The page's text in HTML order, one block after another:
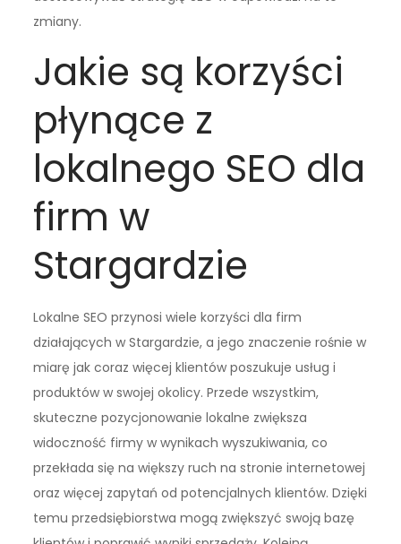
zmiany.
Jakie są korzyści
płynące z
lokalnego SEO dla
firm w
Stargardzie
Lokalne SEO przynosi wiele korzyści dla firm
działających w Stargardzie, a jego znaczenie rośnie w
miarę jak coraz więcej klientów poszukuje usług i
produktów w swojej okolicy. Przede wszystkim,
skuteczne pozycjonowanie lokalne zwiększa
widoczność firmy w wynikach wyszukiwania, co
przekłada się na większy ruch na stronie internetowej
oraz więcej zapytań od potencjalnych klientów. Dzięki
temu przedsiębiorstwa mogą zwiększyć swoją bazę